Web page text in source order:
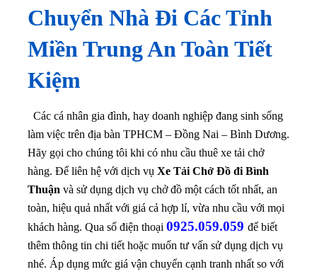
Chuyển Nhà Đi Các Tỉnh
Miền Trung An Toàn Tiết
Kiệm
Các cá nhân gia đình, hay doanh nghiệp đang sinh sống
làm việc trên địa bàn TPHCM – Đồng Nai – Bình Dương.
Hãy gọi cho chúng tôi khi có nhu cầu thuê xe tải chở
hàng. Để liên hệ với dịch vụ Xe Tải Chở Đồ đi Bình
Thuận và sử dụng dịch vụ chở đồ một cách tốt nhất, an
toàn, hiệu quả nhất với giá cả hợp lí, vừa nhu cầu với mọi
khách hàng. Qua số điện thoại 0925.059.059 để biết
thêm thông tin chi tiết hoặc muốn tư vấn sử dụng dịch vụ
nhé. Áp dụng mức giá vận chuyển cạnh tranh nhất so với